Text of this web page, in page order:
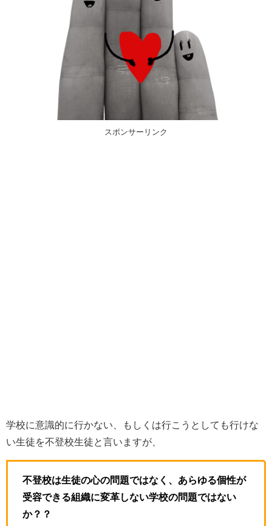
スポンサーリンク
学校に意識的に行かない、もしくは行こうとしても行けな
い生徒を不登校生徒と言いますが、
不登校は生徒の心の問題ではなく、あらゆる個性が
受容できる組織に変革しない学校の問題ではない
か？？